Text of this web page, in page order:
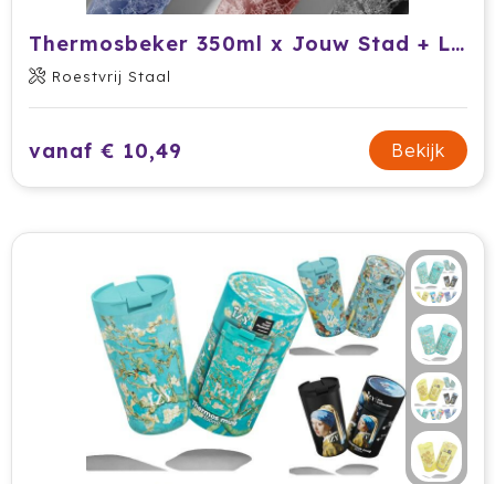
Soxs
Sportlife
Sprout
Stanley
SuitSuit
Swiss Peak
Thermosbeker 350ml x Jouw Stad + Logo (360° FC print)
Roestvrij Staal
vanaf € 10,49 Bekijk